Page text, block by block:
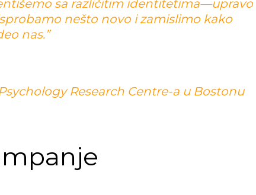
sa različitim identitetima—upravo
nešto novo i zamislimo kako
nas.”
Research Centre-a u Bostonu